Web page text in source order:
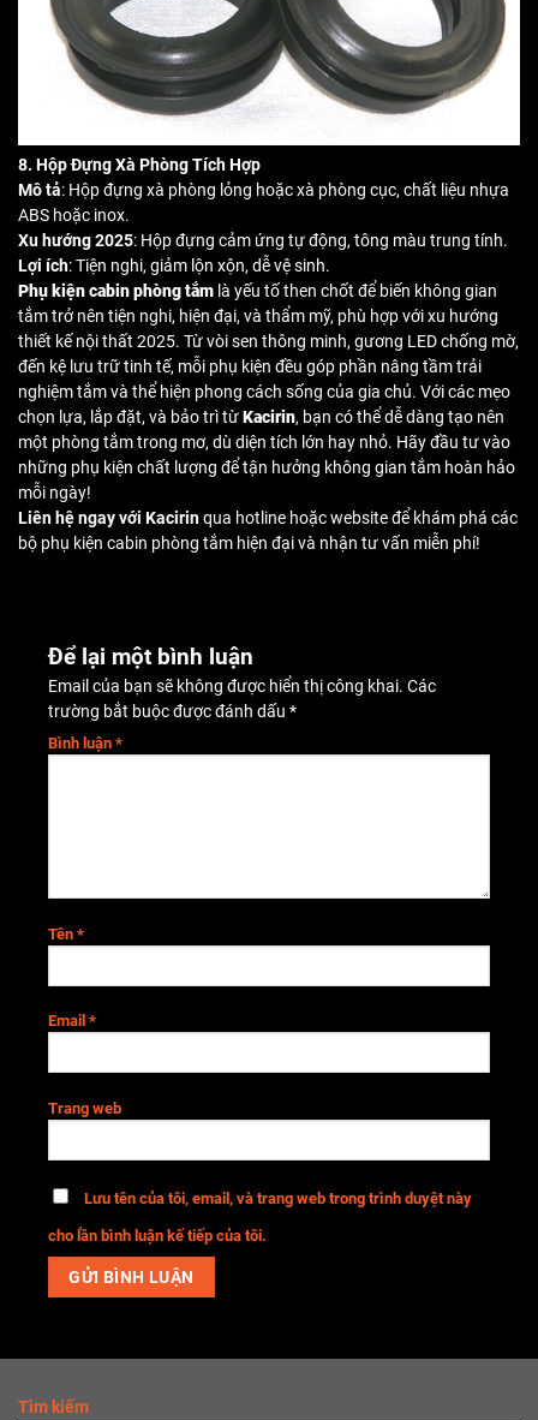
8. Hộp Đựng Xà Phòng Tích Hợp
Mô tả: Hộp đựng xà phòng lỏng hoặc xà phòng cục, chất liệu nhựa
ABS hoặc inox.
Xu hướng 2025: Hộp đựng cảm ứng tự động, tông màu trung tính.
Lợi ích: Tiện nghi, giảm lộn xộn, dễ vệ sinh.
Phụ kiện cabin phòng tắm là yếu tố then chốt để biến không gian
tắm trở nên tiện nghi, hiện đại, và thẩm mỹ, phù hợp với xu hướng
thiết kế nội thất 2025. Từ vòi sen thông minh, gương LED chống mờ,
đến kệ lưu trữ tinh tế, mỗi phụ kiện đều góp phần nâng tầm trải
nghiệm tắm và thể hiện phong cách sống của gia chủ. Với các mẹo
chọn lựa, lắp đặt, và bảo trì từKacirin, bạn có thể dễ dàng tạo nên
một phòng tắm trong mơ, dù diện tích lớn hay nhỏ. Hãy đầu tư vào
những phụ kiện chất lượng để tận hưởng không gian tắm hoàn hảo
mỗi ngày!
Liên hệ ngay với Kacirinqua hotline hoặc website để khám phá các
bộ phụ kiện cabin phòng tắm hiện đại và nhận tư vấn miễn phí!
Để lại một bình luận
Email của bạn sẽ không được hiển thị công khai. Các
trường bắt buộc được đánh dấu *
Bình luận *
Tên *
Email *
Trang web
Lưu tên của tôi, email, và trang web trong trình duyệt này
cho lần bình luận kế tiếp của tôi.
Tìm kiếm